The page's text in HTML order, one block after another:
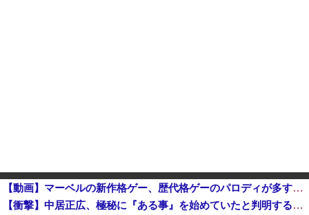
【動画】マーベルの新作格ゲー、歴代格ゲーのパロディが多すぎて話題にwwwwwww
【衝撃】中居正広、極秘に『ある事』を始めていたと判明する・・・